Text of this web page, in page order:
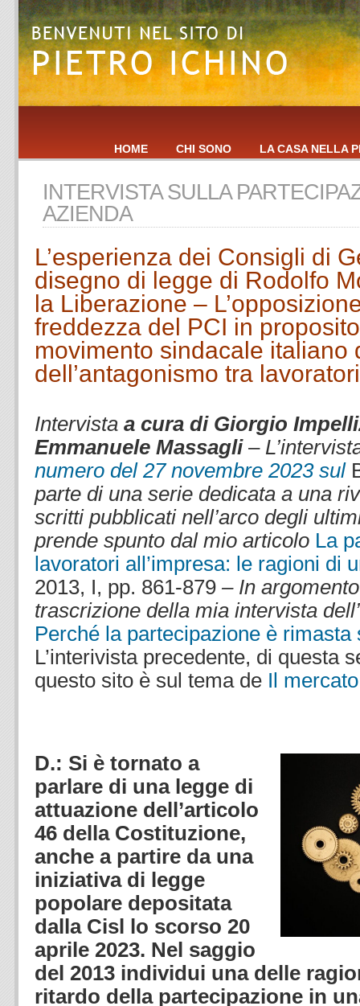
HOME CHI SONO LA CASA NELLA
INTERVISTA SULLA
AZIENDA
L’esperienza dei Consigli di
disegno di legge di Rodolfo
la Liberazione –
freddezza del PCI in
movimento sindacale italiano
dell’antagonismo tra
Intervista a cura di Giorgio
Emmanuele Massagli –
numero del 27 novembre 2023 sul
parte di una serie dedicata a una
scritti pubblicati nell’arco degli
prende spunto dal mio articolo La
lavoratori all’impresa: le ragioni di
2013, I, pp. 861-879 – In
trascrizione della mia intervista
Perché la partecipazione è rimasta
L’interivista precedente, di questa
questo sito è sul tema de Il
D.: Si è tornato a
parlare di una legge di
attuazione dell’articolo
46 della Costituzione,
anche a partire da una
iniziativa di legge
popolare depositata
dalla Cisl lo scorso 20
aprile 2023. Nel saggio
del 2013 individui una delle
ritardo della partecipazione in